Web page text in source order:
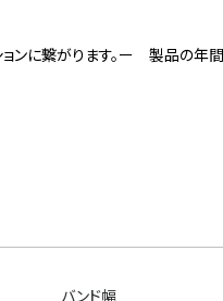
ンに繋がります。ー 製品の年
バンド幅